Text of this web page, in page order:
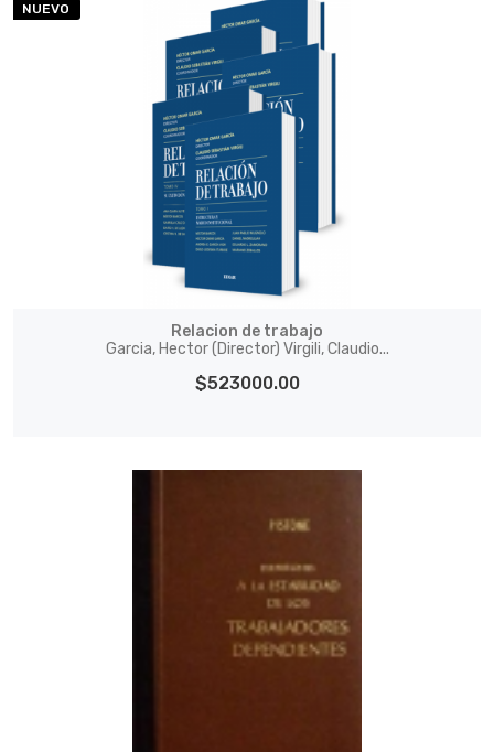
NUEVO
Relacion de trabajo
Garcia, Hector (Director) Virgili, Claudio...
$523000.00